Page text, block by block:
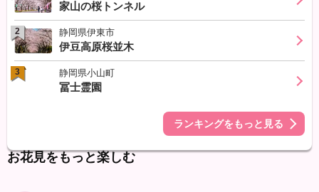
家山の桜トンネル
2 静岡県伊東市
伊豆高原桜並木
3 静岡県小山町
冨士霊園
ランキングをもっと見る
お花見をもっと楽しむ